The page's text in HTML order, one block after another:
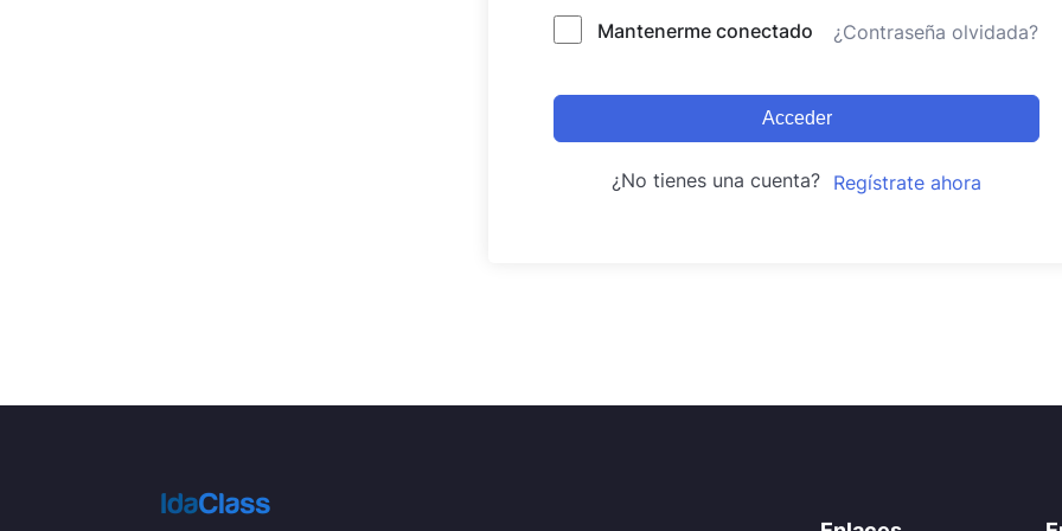
Mantenerme conectado ¿Contraseña olvidada?
Acceder
¿No tienes una cuenta? Regístrate ahora